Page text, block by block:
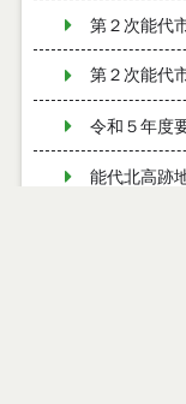
第２次能代
第２次能代
令和５年度
能代北高跡